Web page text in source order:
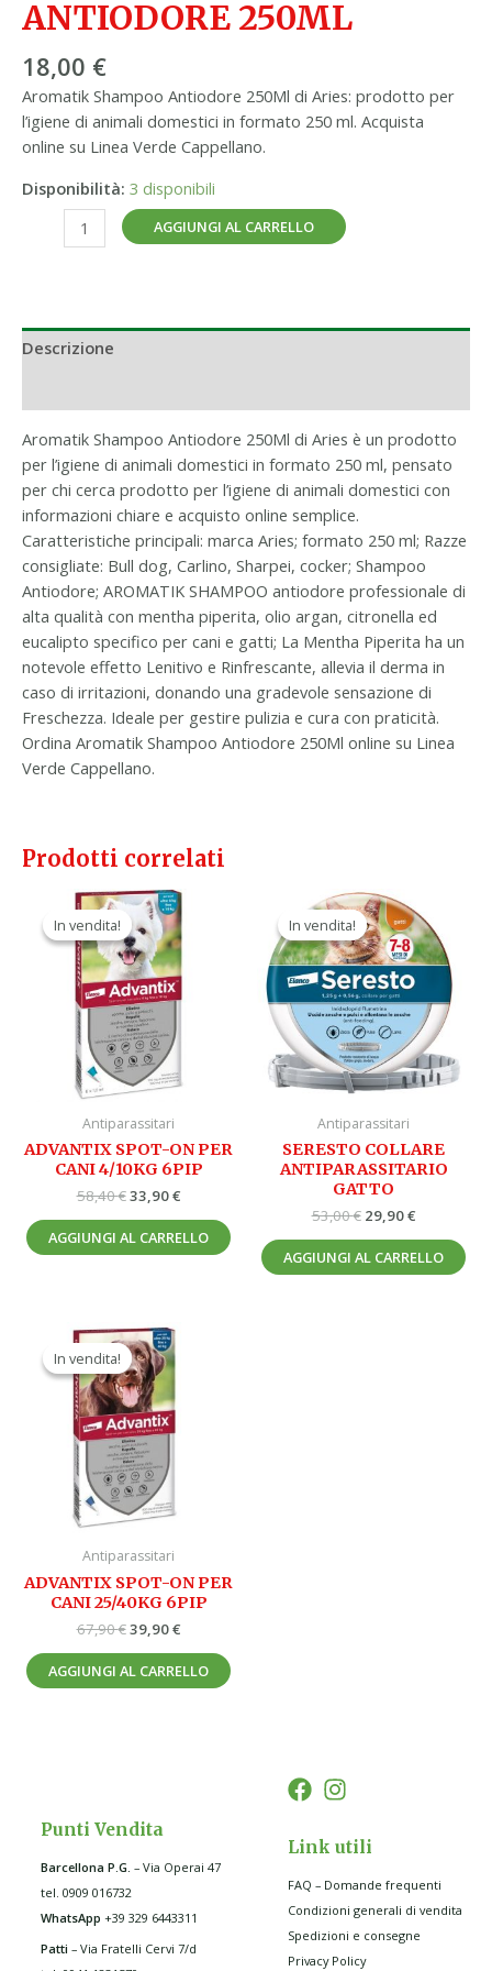
ANTIODORE 250ML
18,00 €
Aromatik Shampoo Antiodore 250Ml di Aries: prodotto per
l’igiene di animali domestici in formato 250 ml. Acquista
online su Linea Verde Cappellano.
Disponibilità: 3 disponibili
AGGIUNGI AL CARRELLO
Descrizione
Aromatik Shampoo Antiodore 250Ml di Aries è un prodotto
per l’igiene di animali domestici in formato 250 ml, pensato
per chi cerca prodotto per l’igiene di animali domestici con
informazioni chiare e acquisto online semplice.
Caratteristiche principali: marca Aries; formato 250 ml; Razze
consigliate: Bull dog, Carlino, Sharpei, cocker; Shampoo
Antiodore; AROMATIK SHAMPOO antiodore professionale di
alta qualità con mentha piperita, olio argan, citronella ed
eucalipto specifico per cani e gatti; La Mentha Piperita ha un
notevole effetto Lenitivo e Rinfrescante, allevia il derma in
caso di irritazioni, donando una gradevole sensazione di
Freschezza. Ideale per gestire pulizia e cura con praticità.
Ordina Aromatik Shampoo Antiodore 250Ml online su Linea
Verde Cappellano.
Prodotti correlati
In vendita!
In vendita!
Antiparassitari
ADVANTIX SPOT-ON PER
CANI 4/10KG 6PIP
58,40€
Il
prezzo
originale
era:
58,40 €.
33,90€
Il
prezzo
attuale
è:
33,90 €.
AGGIUNGI AL CARRELLO
In vendita!
In vendita!
Antiparassitari
SERESTO COLLARE
ANTIPARASSITARIO
GATTO
53,00€
Il
prezzo
originale
era:
53,00 €.
29,90€
prezzo
attuale
è:
29,90 €.
AGGIUNGI AL CARRELLO
In vendita!
In vendita!
Antiparassitari
ADVANTIX SPOT-ON PER
CANI 25/40KG 6PIP
67,90€
Il
prezzo
originale
era:
67,90 €.
39,90€
AGGIUNGI AL CARRELLO
Punti Vendita
Barcellona P.G – Via Operai 47
tel. 0909 016732
WhatsApp +39 329 6443311
Patti – Via Fratelli Cervi 7/d
Link utili
FAQ – Domande frequenti
Condizioni generali di vendita
Spedizioni e consegne
Privacy Policy